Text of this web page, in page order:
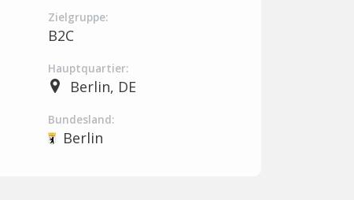
Zielgruppe:
B2C
Hauptquartier:
Berlin, DE
Bundesland:
Berlin